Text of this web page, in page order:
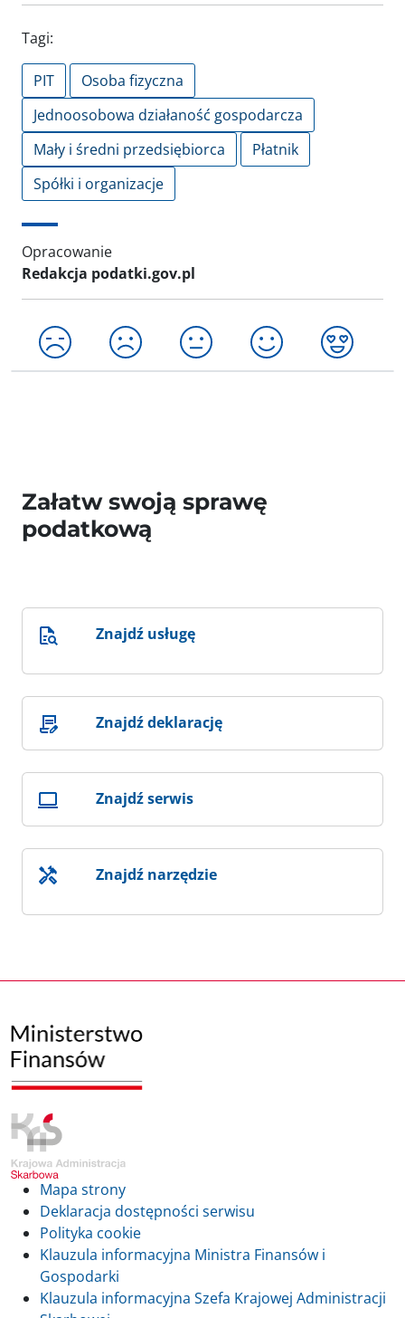
Tagi:
PIT
Osoba fizyczna
Jednoosobowa działaność gospodarcza
Mały i średni przedsiębiorca
Płatnik
Spółki i organizacje
Opracowanie
Redakcja podatki.gov.pl
Załatw swoją sprawę
podatkową
Znajdź usługę
Znajdź deklarację
Znajdź serwis
Znajdź narzędzie
Mapa strony
Deklaracja dostępności serwisu
Polityka cookie
Klauzula informacyjna Ministra Finansów i
Gospodarki
Klauzula informacyjna Szefa Krajowej Administracji